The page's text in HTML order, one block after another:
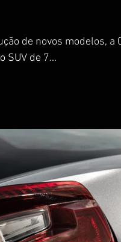
de novos modelos, a
SUV de 7...